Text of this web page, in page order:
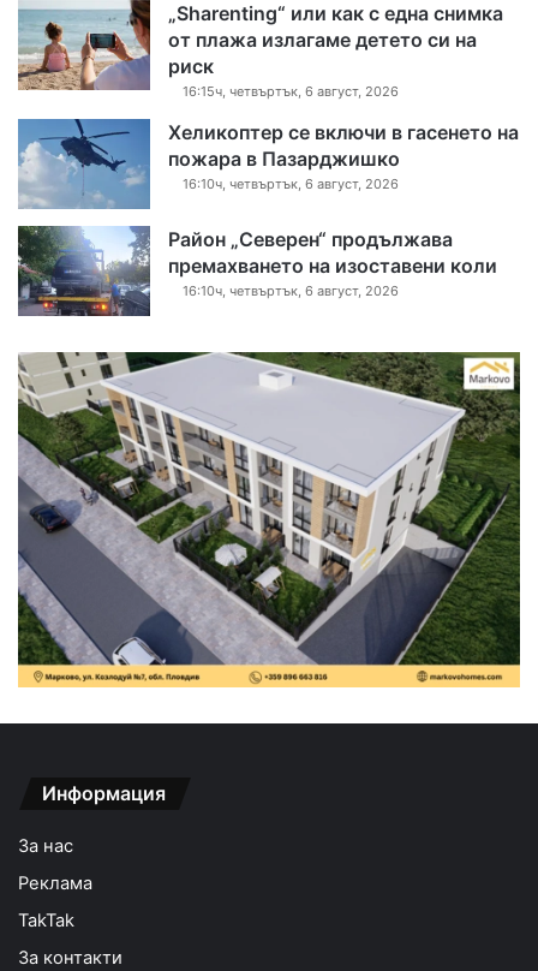
„Sharenting“ или как с една снимка
от плажа излагаме детето си на
риск
16:15ч, четвъртък, 6 август, 2026
Хеликоптер се включи в гасенето на
пожара в Пазарджишко
16:10ч, четвъртък, 6 август, 2026
Район „Северен“ продължава
премахването на изоставени коли
16:10ч, четвъртък, 6 август, 2026
Информация
За нас
Реклама
TakTak
За контакти